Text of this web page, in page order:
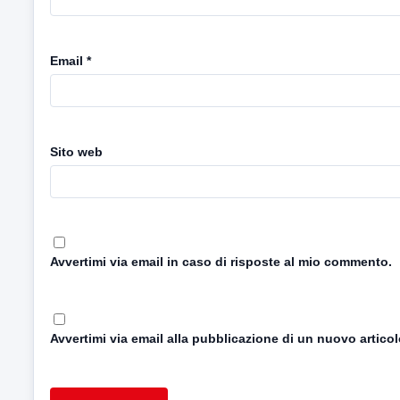
Email *
Sito web
Avvertimi via email in caso di risposte al mio commento.
Avvertimi via email alla pubblicazione di un nuovo